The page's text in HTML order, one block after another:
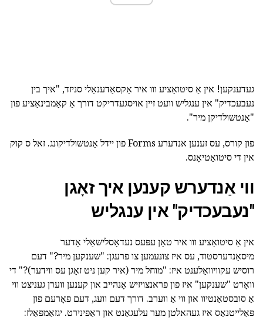
געדענקען! אין אַ סיטואַציע ווו איר אַקסאַדענאַלי סניזד, "איך בין
נעבעכדיק" אין ענגליש וועט זיין אויסגעדריקט דורך אַ קאָמבינאַציע פון
"אַנטשולדיקן מיר".
פון קורס, עס זענען אנדערע Forms פון יידל אַנטשולדיקונג. זאל ס קוק
אין די סיטואַטיאָנס.
ווי אַנדערש קענען איך זאָגן
"נעבעכדיק" אין ענגליש
אין אַ סיטואַציע ווו איר טאָן עפּעס נעדאָסלישאַלי אָדער
מיסאַנדערסטוד, עס איז צונעמען צו פרעגן: "שענקען מיר?" דעם
רוסיש עקוויוואַלענט איז: "מוחל מיר (איר קען ניט זאָגן עס ווידער)?" די
וואָרט "שענקען" איז פון פראנצויזיש אָנהייב און קענען ווערן געניצט ווי
אַ סובסטאַנטיוו און ווי אַ ווערב. דורך דעם וועג, דעם פאָרעם פון
פּאַלייטנאַס איז געהאלטן מער עלעגאַנט און ראַפינירט. יגזאַמפּאַלז: